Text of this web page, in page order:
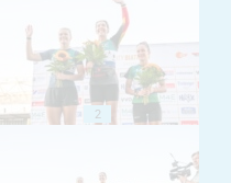
2